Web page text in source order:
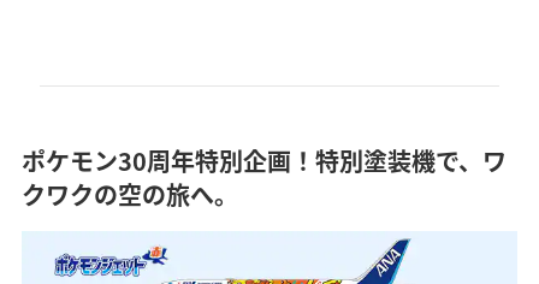
ポケモン30周年特別企画！特別塗装機で、ワ
クワクの空の旅へ。